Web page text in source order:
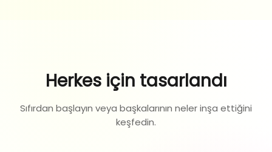
Herkes için tasarlandı
Sıfırdan başlayın veya başkalarının neler inşa ettiğini
keşfedin.